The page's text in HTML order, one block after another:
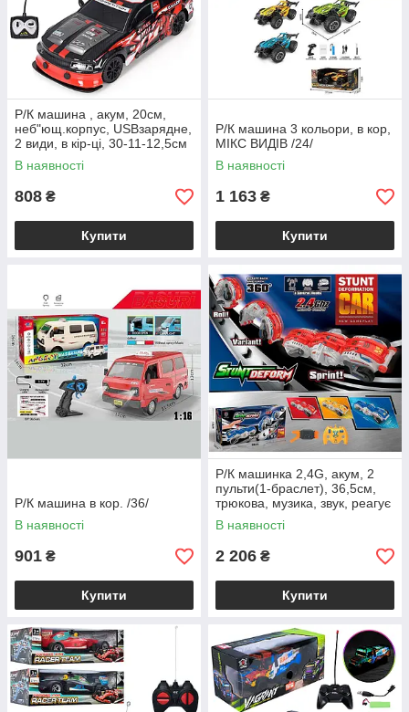
Р/К машина , акум, 20см,
неб"ющ.корпус, USBзарядне,
2 види, в кір-ці, 30-11-12,5см
/24/
В наявності
808 ₴
Купити
Р/К машина 3 кольори, в кор,
МІКС ВИДІВ /24/
В наявності
1 163 ₴
Купити
Р/К машина в кор. /36/
В наявності
901 ₴
Купити
Р/К машинка 2,4G, акум, 2
пульти(1-браслет), 36,5см,
трюкова, музика, звук, реагує
на руку, складна, колеса
гумові, USBзарядне, 3
В наявності
2 206 ₴
Купити